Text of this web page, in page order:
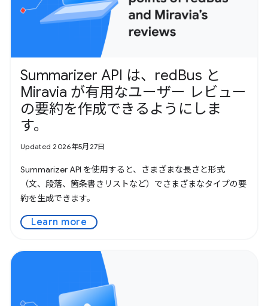
Summarizer API は、redBus と
Miravia が有用なユーザー レビュー
の要約を作成できるようにしま
す。
Updated 2026年5月27日
Summarizer API を使用すると、さまざまな長さと形式
（文、段落、箇条書きリストなど）でさまざまなタイプの要
約を生成できます。
Learn more